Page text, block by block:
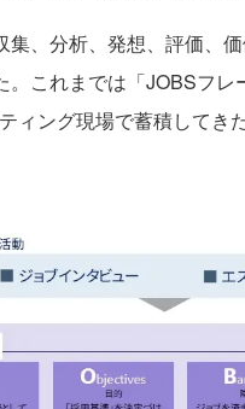
、分析、発想、評価、
これまでは「JOBSフレ
ィング現場で蓄積してき